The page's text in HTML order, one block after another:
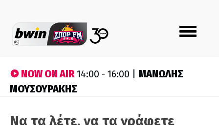
Toggle
navigation
NOW ON AIR14:00 - 16:00 | ΜΑΝΩΛΗΣ
ΜΟΥΣΟΥΡΑΚΗΣ
Να τα λέτε, να τα γράφετε